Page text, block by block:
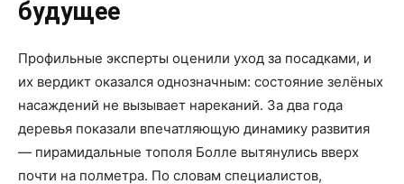
будущее
Профильные эксперты оценили уход за посадками, и
их вердикт оказался однозначным: состояние зелёных
насаждений не вызывает нареканий. За два года
деревья показали впечатляющую динамику развития
— пирамидальные тополя Болле вытянулись вверх
почти на полметра. По словам специалистов,